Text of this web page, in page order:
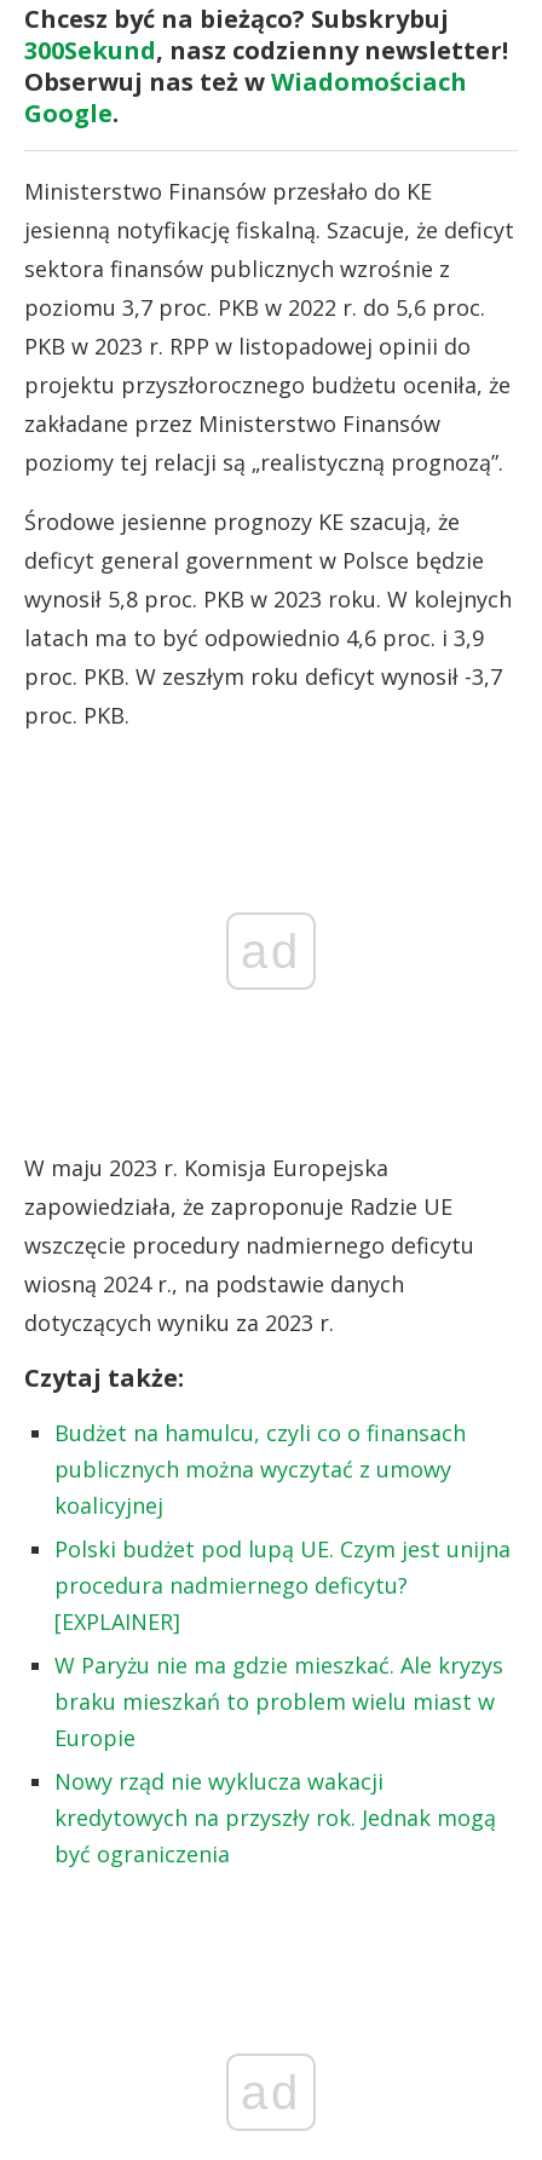
Chcesz być na bieżąco? Subskrybuj
300Sekund, nasz codzienny newsletter!
Obserwuj nas też wWiadomościach
Google.
Ministerstwo Finansów przesłało do KE
jesienną notyfikację fiskalną. Szacuje, że deficyt
sektora finansów publicznych wzrośnie z
poziomu 3,7 proc. PKB w 2022 r. do 5,6 proc.
PKB w 2023 r. RPP w listopadowej opinii do
projektu przyszłorocznego budżetu oceniła, że
zakładane przez Ministerstwo Finansów
poziomy tej relacji są „realistyczną prognozą”.
Środowe jesienne prognozy KE szacują, że
deficyt general government w Polsce będzie
wynosił 5,8 proc. PKB w 2023 roku. W kolejnych
latach ma to być odpowiednio 4,6 proc. i 3,9
proc. PKB. W zeszłym roku deficyt wynosił -3,7
proc. PKB.
ad
W maju 2023 r. Komisja Europejska
zapowiedziała, że zaproponuje Radzie UE
wszczęcie procedury nadmiernego deficytu
wiosną 2024 r., na podstawie danych
dotyczących wyniku za 2023 r.
Czytaj także:
Budżet na hamulcu, czyli co o finansach
publicznych można wyczytać z umowy
koalicyjnej
Polski budżet pod lupą UE. Czym jest unijna
procedura nadmiernego deficytu?
[EXPLAINER]
W Paryżu nie ma gdzie mieszkać. Ale kryzys
braku mieszkań to problem wielu miast w
Europie
Nowy rząd nie wyklucza wakacji
kredytowych na przyszły rok. Jednak mogą
być ograniczenia
ad